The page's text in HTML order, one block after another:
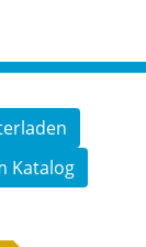
Katalog